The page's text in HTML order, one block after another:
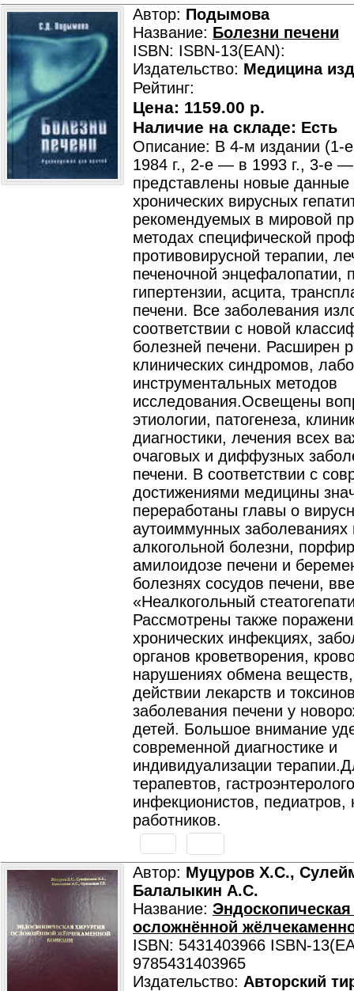
Автор: Подымова
Название: Болезни печени
ISBN: ISBN-13(EAN):
Издательство: Медицина
Рейтинг:
Цена: 1159.00 р.
Наличие на складе: Есть
Описание: В 4-м издании (1-
1984 г., 2-е — в 1993 г., 3-е —
представлены новые данные
хронических вирусных
рекомендуемых в мировой
методах специфической
противовирусной терапии,
печеночной энцефалопатии,
гипертензии, асцита,
печени. Все заболевания
соответствии с новой
болезней печени. Расширен
клинических синдромов,
инструментальных методов
исследования.Освещены
этиологии, патогенеза,
диагностики, лечения всех
очаговых и диффузных
печени. В соответствии с
достижениями медицины
переработаны главы о
аутоиммунных заболеваниях
алкогольной болезни,
амилоидозе печени и
болезнях сосудов печени,
«Неалкогольный
Рассмотрены также
хронических инфекциях,
органов кроветворения,
нарушениях обмена
действии лекарств и
заболевания печени у
детей. Большое внимание
современной диагностике и
индивидуализации
терапевтов,
инфекционистов, педиатров,
работников.
Автор: Муцуров Х.С.,
Балалыкин А.С.
Название: Эндоскопическая
осложнённой
ISBN: 5431403966 ISBN-
9785431403965
Издательство: Авторский